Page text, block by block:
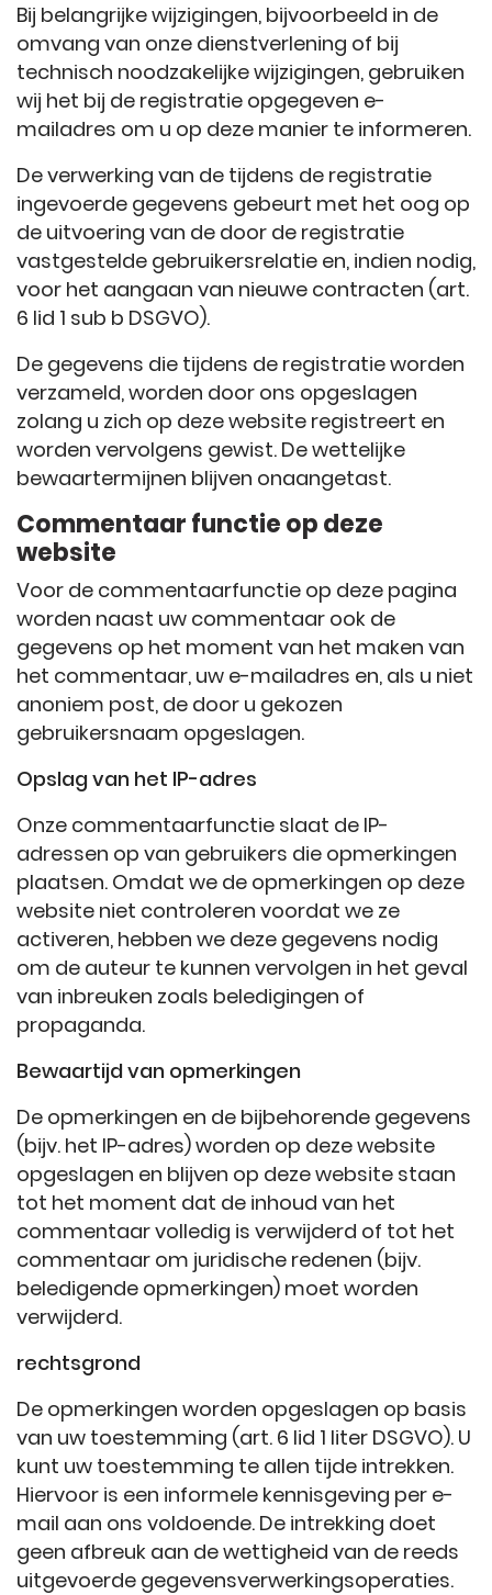
Bij belangrijke wijzigingen, bijvoorbeeld in de
omvang van onze dienstverlening of bij
technisch noodzakelijke wijzigingen, gebruiken
wij het bij de registratie opgegeven e-
mailadres om u op deze manier te informeren.
De verwerking van de tijdens de registratie
ingevoerde gegevens gebeurt met het oog op
de uitvoering van de door de registratie
vastgestelde gebruikersrelatie en, indien nodig,
voor het aangaan van nieuwe contracten (art.
6 lid 1 sub b DSGVO).
De gegevens die tijdens de registratie worden
verzameld, worden door ons opgeslagen
zolang u zich op deze website registreert en
worden vervolgens gewist. De wettelijke
bewaartermijnen blijven onaangetast.
Commentaar functie op deze
website
Voor de commentaarfunctie op deze pagina
worden naast uw commentaar ook de
gegevens op het moment van het maken van
het commentaar, uw e-mailadres en, als u niet
anoniem post, de door u gekozen
gebruikersnaam opgeslagen.
Opslag van het IP-adres
Onze commentaarfunctie slaat de IP-
adressen op van gebruikers die opmerkingen
plaatsen. Omdat we de opmerkingen op deze
website niet controleren voordat we ze
activeren, hebben we deze gegevens nodig
om de auteur te kunnen vervolgen in het geval
van inbreuken zoals beledigingen of
propaganda.
Bewaartijd van opmerkingen
De opmerkingen en de bijbehorende gegevens
(bijv. het IP-adres) worden op deze website
opgeslagen en blijven op deze website staan
tot het moment dat de inhoud van het
commentaar volledig is verwijderd of tot het
commentaar om juridische redenen (bijv.
beledigende opmerkingen) moet worden
verwijderd.
rechtsgrond
De opmerkingen worden opgeslagen op basis
van uw toestemming (art. 6 lid 1 liter DSGVO). U
kunt uw toestemming te allen tijde intrekken.
Hiervoor is een informele kennisgeving per e-
mail aan ons voldoende. De intrekking doet
geen afbreuk aan de wettigheid van de reeds
uitgevoerde gegevensverwerkingsoperaties.